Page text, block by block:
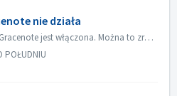
nie działa
1. Upewnij się, że usługa Gracenote jest włączona. Można to zrobić w menu „Plik->Opcje->Baza danych”, zaznaczając opcję „Włącz dostęp do internetowej ...
POŁUDNIU